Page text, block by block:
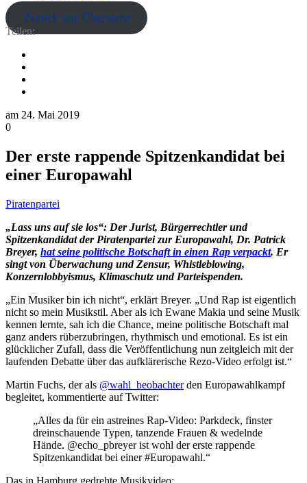
Zurück zur Übersicht
Teilen:
am 24. Mai 2019
0
Der erste rappende Spitzenkandidat bei
einer Europawahl
Piratenpartei
„Lass uns auf sie los“: Der Jurist, Bürgerrechtler und
Spitzenkandidat der Piratenpartei zur Europawahl, Dr. Patrick
Breyer, hat seine politische Botschaft in einen Rap verpackt. Er
singt von Überwachung und Zensur, Whistleblowing,
Konzernlobbyismus, Klimaschutz und Parteispenden.
„Ein Musiker bin ich nicht“, erklärt Breyer. „Und Rap ist eigentlich
nicht so mein Musikstil. Aber als ich Ewane Makia und seine Musik
kennen lernte, sah ich die Chance, meine politische Botschaft mal
ganz anders rüberzubringen, rhythmisch und emotional. Es ist ein
glücklicher Zufall, dass die Veröffentlichung nun zeitgleich mit der
laufenden Debatte über das aufklärerische Rezo-Video erfolgt ist.“
Martin Fuchs, der als @wahl_beobachterden Europawahlkampf
begleitet, kommentierte auf Twitter:
„Alles da für ein astreines Rap-Video: Parkdeck, finster
dreinschauende Typen, tanzende Frauen & wedelnde
Hände. @echo_pbreyer ist wohl der erste rappende
Spitzenkandidat bei einer #Europawahl.“
Das in Hamburg gedrehte Musikvideo: